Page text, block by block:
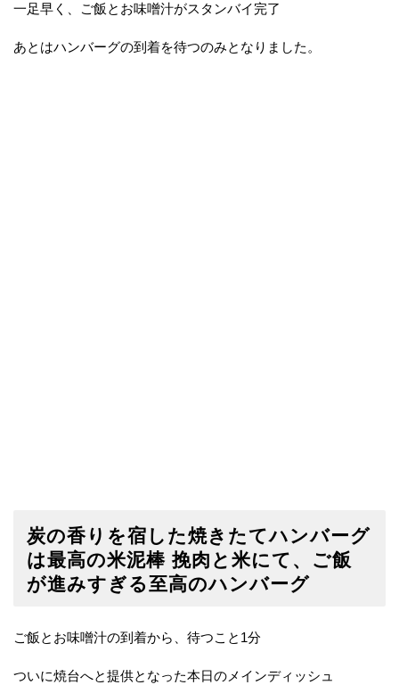
一足早く、ご飯とお味噌汁がスタンバイ完了
あとはハンバーグの到着を待つのみとなりました。
炭の香りを宿した焼きたてハンバーグ
は最高の米泥棒 挽肉と米にて、ご飯
が進みすぎる至高のハンバーグ
ご飯とお味噌汁の到着から、待つこと1分
ついに焼台へと提供となった本日のメインディッシュ